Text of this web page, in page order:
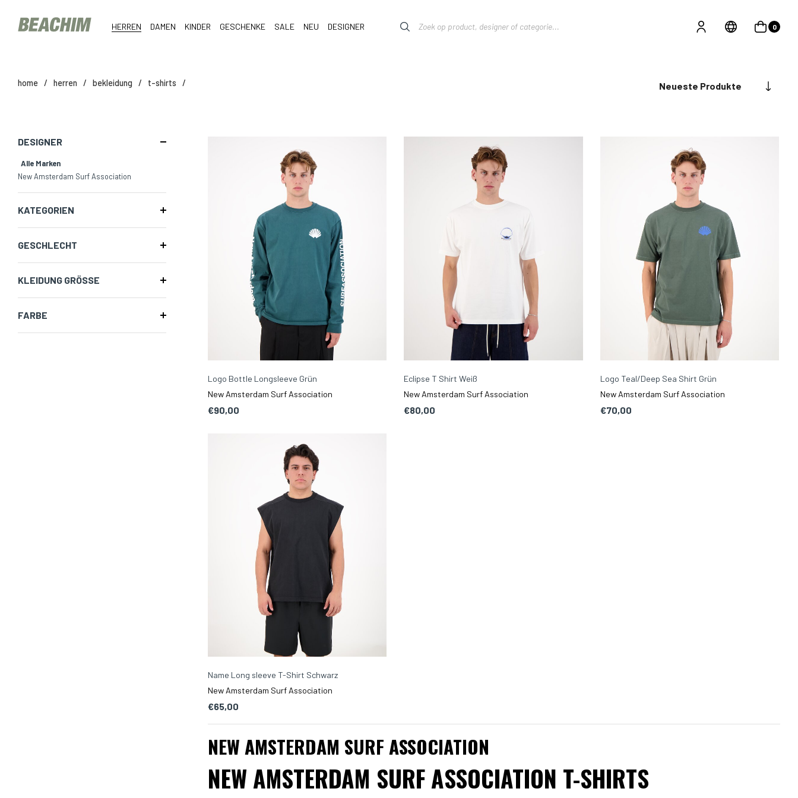
HERREN DAMEN KINDER GESCHENKE SALE NEU DESIGNER 0
home / herren / bekleidung / t-shirts / Neueste Produkte
DESIGNER
Alle Marken
New Amsterdam Surf Association
KATEGORIEN
GESCHLECHT
KLEIDUNG GRÖSSE
FARBE
Logo Bottle Longsleeve Grün
New Amsterdam Surf Association
€90,00
Eclipse T Shirt Weiß
New Amsterdam Surf Association
€80,00
Logo Teal/Deep Sea Shirt Grün
New Amsterdam Surf Association
€70,00
Name Long sleeve T-Shirt Schwarz
New Amsterdam Surf Association
€65,00
NEW AMSTERDAM SURF ASSOCIATION
NEW AMSTERDAM SURF ASSOCIATION T-SHIRTS